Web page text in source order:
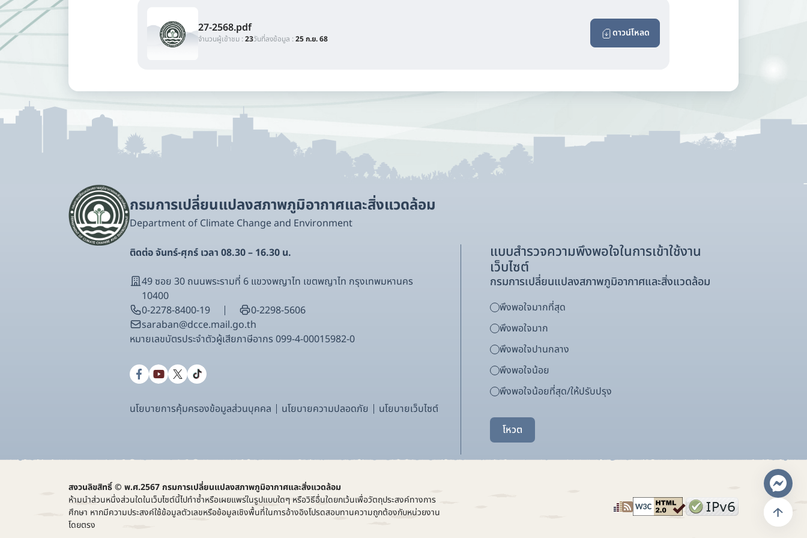
27-2568.pdf
จำนวนผู้เข้าชม :23วันที่ลงข้อมูล :25 ก.ย. 68 ดาวน์โหลด
กรมการเปลี่ยนแปลงสภาพภูมิอากาศและสิ่งแวดล้อม
Department of Climate Change and Environment
ติดต่อ จันทร์-ศุกร์ เวลา 08.30 – 16.30 น.
49 ซอย 30 ถนนพระรามที่ 6 แขวงพญาไท เขตพญาไท กรุงเทพมหานคร
10400
0-2278-8400-19
0-2298-5606
saraban@dcce.mail.go.th
หมายเลขบัตรประจําตัวผู้เสียภาษีอากร 099-4-00015982-0
นโยบายการคุ้มครองข้อมูลส่วนบุคคล นโยบายความปลอดภัย นโยบายเว็บไซต์
แบบสำรวจความพึงพอใจในการเข้าใช้งาน
เว็บไซต์
กรมการเปลี่ยนแปลงสภาพภูมิอากาศและสิ่งแวดล้อม
พึงพอใจมากที่สุด
พึงพอใจมาก
พึงพอใจปานกลาง
พึงพอใจน้อย
พึงพอใจน้อยที่สุด/ให้ปรับปรุง
โหวต
สงวนลิขสิทธิ์ © พ.ศ.2567 กรมการเปลี่ยนแปลงสภาพภูมิอากาศและสิ่งแวดล้อม
ห้ามนำส่วนหนึ่งส่วนใดในเว็บไซต์นี้ไปทำซ้ำหรือเผยแพร่ในรูปแบบใดๆ หรือวิธีอื่นใดยกเว้นเพื่อวัตถุประสงค์ทางการ
ศึกษา หากมีความประสงค์ใช้ข้อมูลตัวเลขหรือข้อมูลเชิงพื้นที่ในการอ้างอิงโปรดสอบทานความถูกต้องกับหน่วยงาน
โดยตรง